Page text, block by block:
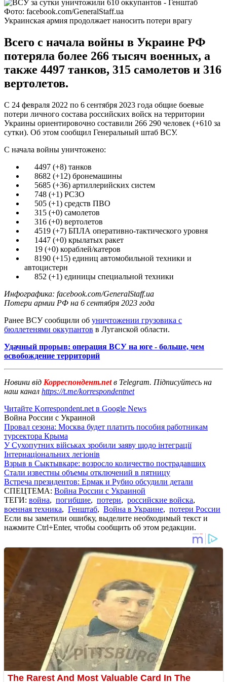
Фото: facebook.com/GeneralStaff.ua
Украинская армия продолжает наносить потери врагу
Всего с начала войны в Украине РФ
потеряла более 266 тысяч военных, а
также 4497 танков, 315 самолетов и 316
вертолетов.
С 24 февраля 2022 по 6 сентября 2023 года общие боевые
потери личного состава российских войск на территории
Украины ориентировочно составили 266 290 человек (+610 за
сутки). Об этом сообщил Генеральный штаб ВСУ.
С начала войны уничтожено:
4497 (+8) танков
8682 (+12) бронемашины
5685 (+36) артиллерийских систем
748 (+1) РСЗО
505 (+1) средств ПВО
315 (+0) самолетов
316 (+0) вертолетов
4519 (+7) БПЛА оперативно-тактического уровня
1447 (+0) крылатых ракет
19 (+0) кораблей/катеров
8190 (+15) единиц автомобильной техники и
автоцистерн
852 (+1) единицы специальной техники
Инфографика: facebook.com/GeneralStaff.ua
Потери армии РФ на 6 сентября 2023 года
Ранее ВСУ сообщили об уничтожении грузовика с
бюллетенями оккупантов в Луганской области.
Удачный прорыв: операция ВСУ на юге - больше, чем
освобождение территорий
Новини від Корреспондент.netв Telegram. Підписуйтесь на
наш канал https://t.me/korrespondentnet
Читайте Korrespondent.net в Google News
Война России с Украиной
Провал сезона: Москва будет платить пособия работникам
турсектора Крыма
У Сухопутних військах зробили заяву щодо інтеграції
Інтернаціональних легіонів
Взрыв в Сыктывкаре: возросло количество пострадавших
Стали известны объемы отключений в пятницу
Встреча президентов: Ермак и Рубио обсудили детали
СПЕЦТЕМА: Война России с Украиной
ТЕГИ: война, погибшие, потери, российские войска,
военная техника, Генштаб, Война в Украине, потери России
Если вы заметили ошибку, выделите необходимый текст и
нажмите Ctrl+Enter, чтобы сообщить об этом редакции.